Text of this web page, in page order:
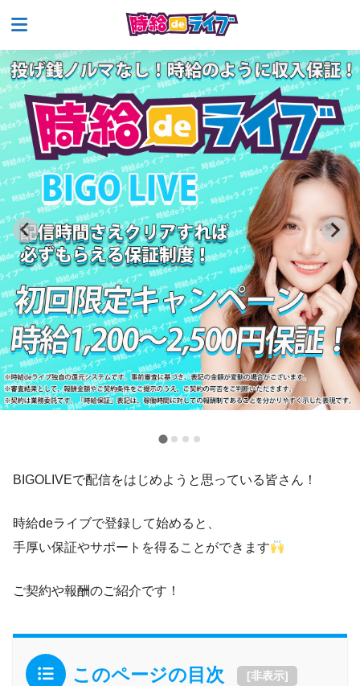
BIGOLIVEで配信をはじめようと思っている皆さん！
時給deライブで登録して始めると、
手厚い保証やサポートを得ることができます
ご契約や報酬のご紹介です！
このページの目次 [非表示]